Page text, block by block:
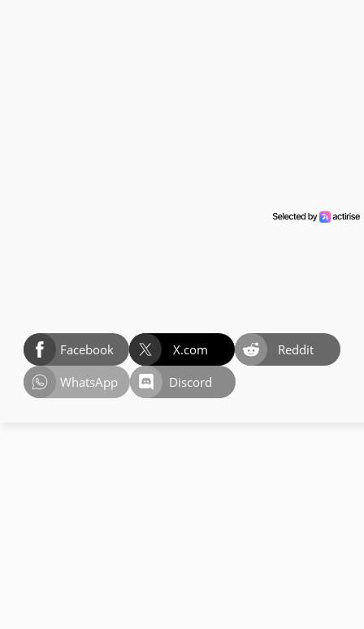
Facebook X.com
Reddit
WhatsApp
Discord